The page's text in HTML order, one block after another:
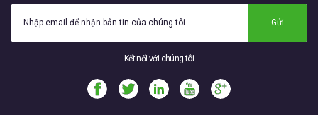
Gửi
Kết nối với chúng tôi